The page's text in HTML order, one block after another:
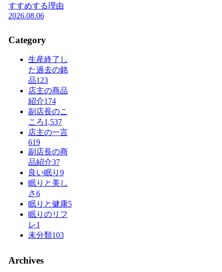
すすめする理由
2026.08.06
Category
生産終了し
た過去の銘
品123
店主の商品
紹介174
副店長のこ
ころ1,537
店主の一言
619
副店長の商
品紹介37
良い眠り 9
眠りと美し
さ6
眠りと健康5
眠りのリフ
レ1
未分類103
Archives